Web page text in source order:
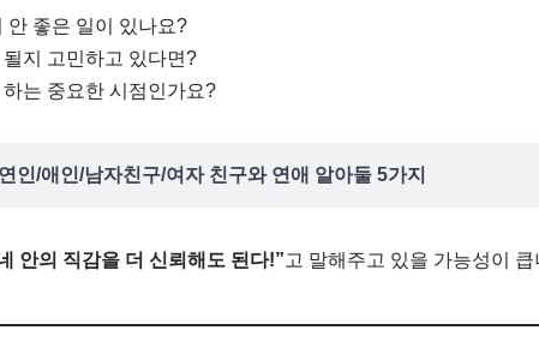
좋은 일이 있나요?
지 고민하고 있다면?
는 중요한 시점인가요?
인/애인/남자친구/여자 친구와 연애 알아둘 5가지
안의 직감을 더 신뢰해도 된다!”고 말해주고 있을 가능성이 큽